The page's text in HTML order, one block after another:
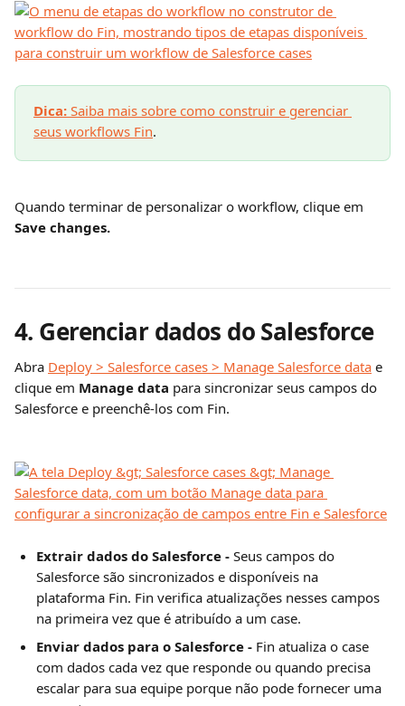
Dica: Saiba mais sobre como construir e gerenciar
seus workflows Fin.
Quando terminar de personalizar o workflow, clique em
Save changes.
4. Gerenciar dados do Salesforce
Abra Deploy > Salesforce cases > Manage Salesforce data e
clique em Manage data para sincronizar seus campos do
Salesforce e preenchê-los com Fin.
Extrair dados do Salesforce - Seus campos do
Salesforce são sincronizados e disponíveis na
plataforma Fin. Fin verifica atualizações nesses campos
na primeira vez que é atribuído a um case.
Enviar dados para o Salesforce - Fin atualiza o case
com dados cada vez que responde ou quando precisa
escalar para sua equipe porque não pode fornecer uma